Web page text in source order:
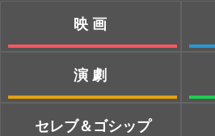
映画
演劇
セレブ＆ゴシップ